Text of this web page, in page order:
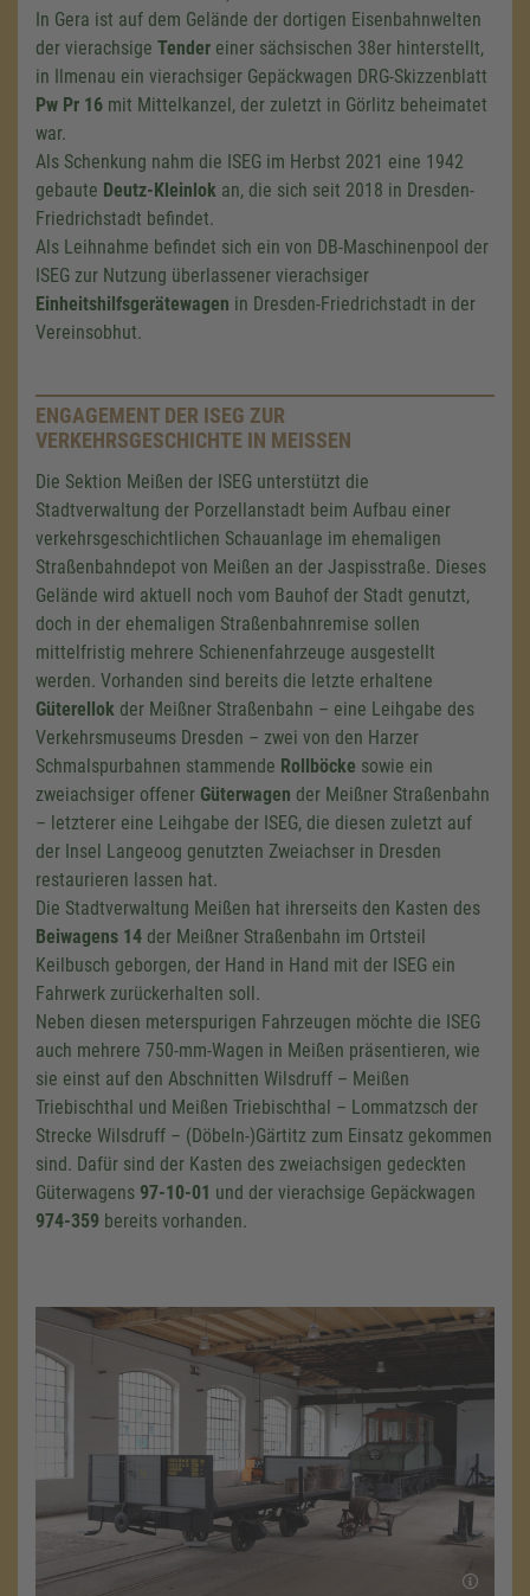
In Gera ist auf dem Gelände der dortigen Eisenbahnwelten
der vierachsige Tender einer sächsischen 38er hinterstellt,
in Ilmenau ein vierachsiger Gepäckwagen DRG-Skizzenblatt
Pw Pr 16 mit Mittelkanzel, der zuletzt in Görlitz beheimatet
war.
Als Schenkung nahm die ISEG im Herbst 2021 eine 1942
gebaute Deutz-Kleinlok an, die sich seit 2018 in Dresden-
Friedrichstadt befindet.
Als Leihnahme befindet sich ein von DB-Maschinenpool der
ISEG zur Nutzung überlassener vierachsiger
Einheitshilfsgerätewagen in Dresden-Friedrichstadt in der
Vereinsobhut.
ENGAGEMENT DER ISEG ZUR
VERKEHRSGESCHICHTE IN MEISSEN
Die Sektion Meißen der ISEG unterstützt die
Stadtverwaltung der Porzellanstadt beim Aufbau einer
verkehrsgeschichtlichen Schauanlage im ehemaligen
Straßenbahndepot von Meißen an der Jaspisstraße. Dieses
Gelände wird aktuell noch vom Bauhof der Stadt genutzt,
doch in der ehemaligen Straßenbahnremise sollen
mittelfristig mehrere Schienenfahrzeuge ausgestellt
werden. Vorhanden sind bereits die letzte erhaltene
Güterellok der Meißner Straßenbahn – eine Leihgabe des
Verkehrsmuseums Dresden – zwei von den Harzer
Schmalspurbahnen stammende Rollböcke sowie ein
zweiachsiger offener Güterwagen der Meißner Straßenbahn
– letzterer eine Leihgabe der ISEG, die diesen zuletzt auf
der Insel Langeoog genutzten Zweiachser in Dresden
restaurieren lassen hat.
Die Stadtverwaltung Meißen hat ihrerseits den Kasten des
Beiwagens 14 der Meißner Straßenbahn im Ortsteil
Keilbusch geborgen, der Hand in Hand mit der ISEG ein
Fahrwerk zurückerhalten soll.
Neben diesen meterspurigen Fahrzeugen möchte die ISEG
auch mehrere 750-mm-Wagen in Meißen präsentieren, wie
sie einst auf den Abschnitten Wilsdruff – Meißen
Triebischthal und Meißen Triebischthal – Lommatzsch der
Strecke Wilsdruff – (Döbeln-)Gärtitz zum Einsatz gekommen
sind. Dafür sind der Kasten des zweiachsigen gedeckten
Güterwagens 97-10-01 und der vierachsige Gepäckwagen
974-359 bereits vorhanden.